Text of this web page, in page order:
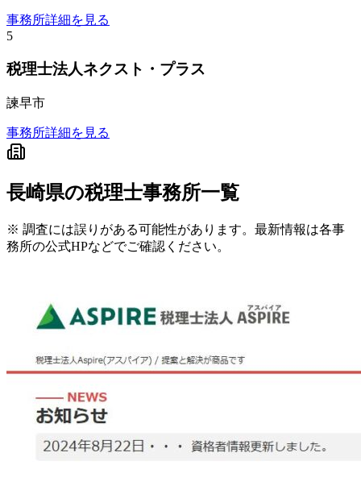
事務所詳細を見る
5
税理士法人ネクスト・プラス
諫早市
事務所詳細を見る
長崎県の税理士事務所一覧
※ 調査には誤りがある可能性があります。最新情報は各事
務所の公式HPなどでご確認ください。